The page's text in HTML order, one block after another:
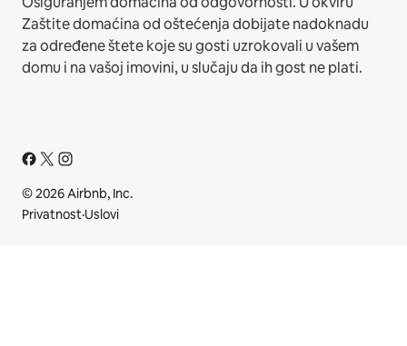
Zaštite domaćina od oštećenja dobijate nadoknadu
za određene štete koje su gosti uzrokovali u vašem
domu i na vašoj imovini, u slučaju da ih gost ne plati.
© 2026 Airbnb, Inc.
Privatnost·Uslovi